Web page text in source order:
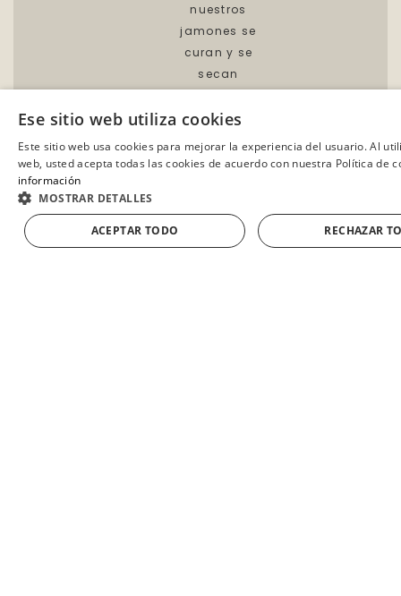
AÑADIR A LA CESTA
nuestros
jamones se
curan y se
secan
mínimo 24
adquirir su
característicos
de la
Ese sitio web utiliza cookies
Este sitio web usa cookies para mejorar la experiencia del usuario. Al
web, usted acepta todas las cookies de acuerdo con nuestra Política de
información
MOSTRAR DETALLES
ACEPTAR TODO RECHAZAR